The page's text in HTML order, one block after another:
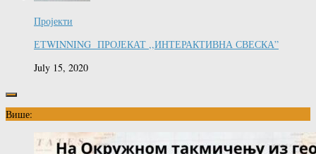
Пројекти
ЕТWINNING ПРОЈЕКАТ ,,ИНТЕРАКТИВНА СВЕСКА”
July 15, 2020
Више: